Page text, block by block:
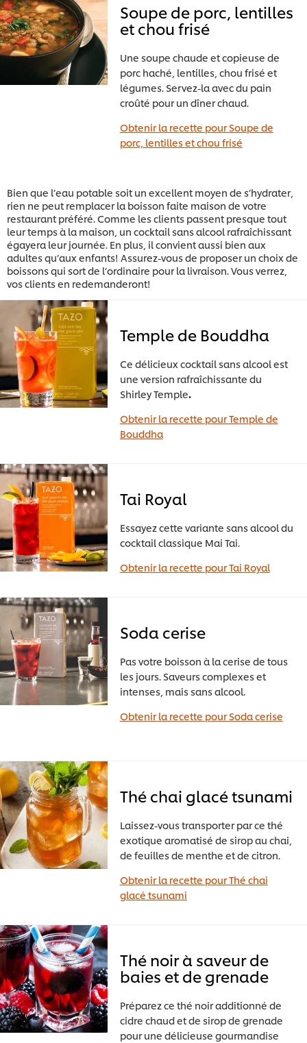
Soupe de porc, lentilles
et chou frisé
Une soupe chaude et copieuse de
porc haché, lentilles, chou frisé et
légumes. Servez-la avec du pain
croûté pour un dîner chaud.
Obtenir la recette pour Soupe de
porc, lentilles et chou frisé
Bien que l’eau potable soit un excellent moyen de s’hydrater,
rien ne peut remplacer la boisson faite maison de votre
restaurant préféré. Comme les clients passent presque tout
leur temps à la maison, un cocktail sans alcool rafraîchissant
égayera leur journée. En plus, il convient aussi bien aux
adultes qu’aux enfants! Assurez-vous de proposer un choix de
boissons qui sort de l’ordinaire pour la livraison. Vous verrez,
vos clients en redemanderont!
Temple de Bouddha
Ce délicieux cocktail sans alcool est
une version rafraîchissante du
Shirley Temple.
Obtenir la recette pour Temple de
Bouddha
Tai Royal
Essayez cette variante sans alcool du
cocktail classique Mai Tai.
Obtenir la recette pour Tai Royal
Soda cerise
Pas votre boisson à la cerise de tous
les jours. Saveurs complexes et
intenses, mais sans alcool.
Obtenir la recette pour Soda cerise
Thé chai glacé tsunami
Laissez-vous transporter par ce thé
exotique aromatisé de sirop au chai,
de feuilles de menthe et de citron.
Obtenir la recette pour Thé chai
glacé tsunami
Thé noir à saveur de
baies et de grenade
Préparez ce thé noir additionné de
cidre chaud et de sirop de grenade
pour une délicieuse gourmandise